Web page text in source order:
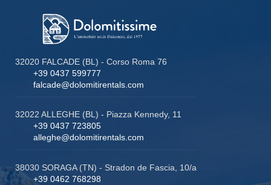
32020 FALCADE (BL) - Corso Roma 76
+39 0437 599777
falcade@dolomitirentals.com
32022 ALLEGHE (BL) - Piazza Kennedy, 11
+39 0437 723805
alleghe@dolomitirentals.com
38030 SORAGA (TN) - Stradon de Fascia, 10/a
+39 0462 768298